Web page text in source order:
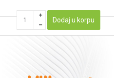
Dodaj u korpu